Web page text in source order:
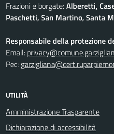
Frazioni e borgate:Alberetti,
Paschetti, San Martino, Santa
Responsabile della protezione
Email:
Pec:
UTILITÀ
Amministrazione Trasparente
Dichiarazione di accessibilità